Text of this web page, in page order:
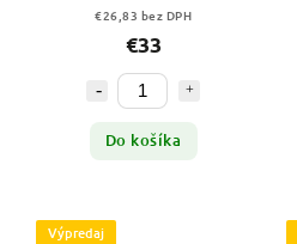
€26,83 bez DPH
€33
Do košíka
Výpredaj